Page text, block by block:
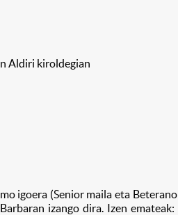
Aldiri kiroldegian
igoera (Senior maila eta
izango dira. Izen